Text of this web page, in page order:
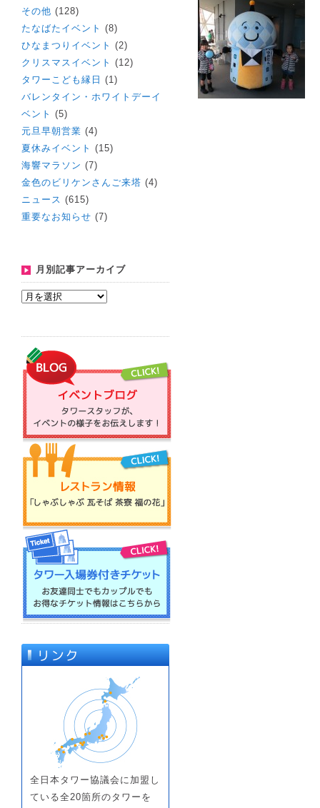
その他 (128)
たなばたイベント (8)
ひなまつりイベント (2)
クリスマスイベント (12)
タワーこども縁日 (1)
バレンタイン・ホワイトデーイ
ベント (5)
元旦早朝営業 (4)
夏休みイベント (15)
海響マラソン (7)
金色のビリケンさんご来塔 (4)
ニュース (615)
重要なお知らせ (7)
月別記事アーカイブ
全日本タワー協議会に加盟し
ている全20箇所のタワーを